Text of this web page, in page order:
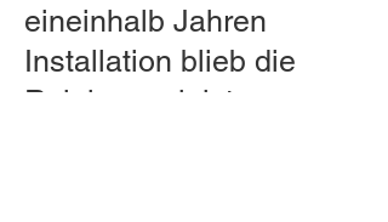
eineinhalb Jahren
Installation blieb die
Reinigungsleistung